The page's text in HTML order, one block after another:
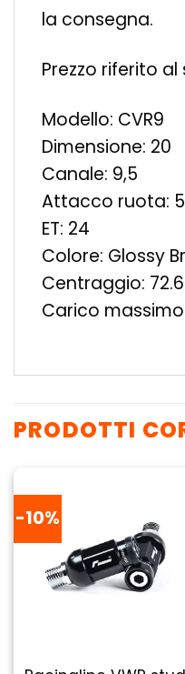
la consegna.
Prezzo riferito
Modello: CVR9
Dimensione: 20
Canale: 9,5
Attacco ruota:
ET: 24
Colore: Glossy
Centraggio: 72.6
Carico
PRODOTTI
-10%